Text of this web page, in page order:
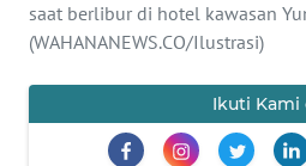
saat berlibur di hotel kawasan
(WAHANANEWS.CO/Ilustrasi)
Ikuti Kami
OLAHRAGA
OPINI
EDITORIAL